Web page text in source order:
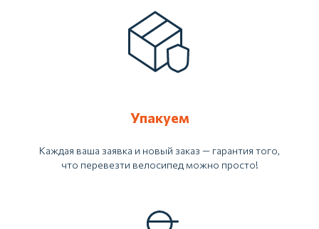
Упакуем
Каждая ваша заявка и новый заказ — гарантия того,
что перевезти велосипед можно просто!